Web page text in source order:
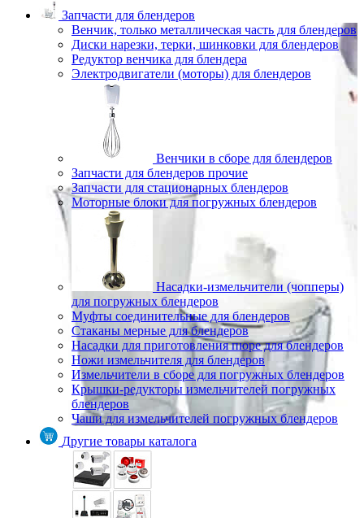
Запчасти для блендеров
Венчик, только металлическая часть для блендеров
Диски нарезки, терки, шинковки для блендеров
Редуктор венчика для блендера
Электродвигатели (моторы) для блендеров
Венчики в сборе для блендеров
Запчасти для блендеров прочие
Запчасти для стационарных блендеров
Моторные блоки для погружных блендеров
Насадки-измельчители (чопперы)
для погружных блендеров
Муфты соединительные для блендеров
Стаканы мерные для блендеров
Насадки для приготовления пюре для блендеров
Ножи измельчителя для блендеров
Измельчители в сборе для погружных блендеров
Крышки-редукторы измельчителей погружных
блендеров
Чаши для измельчителей погружных блендеров
Другие товары каталога